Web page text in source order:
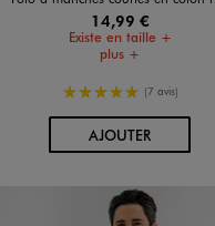
14,99 €
Existe en taille +
plus +
5/5 de moyenne
(7 avis)
AJOUTERAU PANIER